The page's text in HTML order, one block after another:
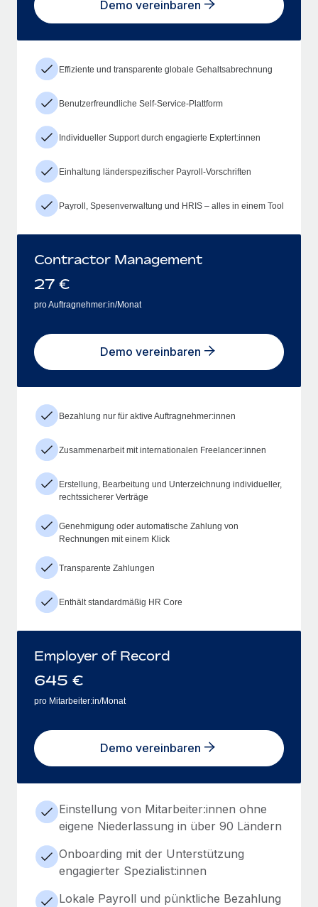
Demo vereinbaren
Effiziente und transparente globale Gehaltsabrechnung
Benutzerfreundliche Self-Service-Plattform
Individueller Support durch engagierte Exptert:innen
Einhaltung länderspezifischer Payroll-Vorschriften
Payroll, Spesenverwaltung und HRIS – alles in einem Tool
Contractor Management
27 €
pro Auftragnehmer:in/Monat
Demo vereinbaren
Bezahlung nur für aktive Auftragnehmer:innen
Zusammenarbeit mit internationalen Freelancer:innen
Erstellung, Bearbeitung und Unterzeichnung individueller,
rechtssicherer Verträge
Genehmigung oder automatische Zahlung von
Rechnungen mit einem Klick
Transparente Zahlungen
Enthält standardmäßig HR Core
Employer of Record
645 €
pro Mitarbeiter:in/Monat
Demo vereinbaren
Einstellung von Mitarbeiter:innen ohne
eigene Niederlassung in über 90 Ländern
Onboarding mit der Unterstützung
engagierter Spezialist:innen
Lokale Payroll und pünktliche Bezahlung